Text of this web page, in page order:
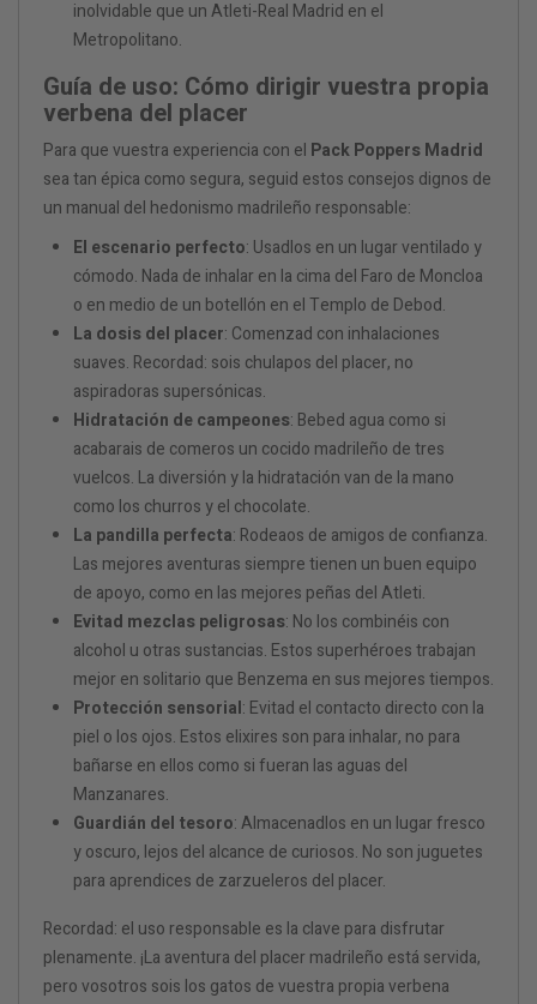
inolvidable que un Atleti-Real Madrid en el
Metropolitano.
Guía de uso: Cómo dirigir vuestra propia
verbena del placer
Para que vuestra experiencia con el Pack Poppers Madrid
sea tan épica como segura, seguid estos consejos dignos de
un manual del hedonismo madrileño responsable:
El escenario perfecto: Usadlos en un lugar ventilado y
cómodo. Nada de inhalar en la cima del Faro de Moncloa
o en medio de un botellón en el Templo de Debod.
La dosis del placer: Comenzad con inhalaciones
suaves. Recordad: sois chulapos del placer, no
aspiradoras supersónicas.
Hidratación de campeones: Bebed agua como si
acabarais de comeros un cocido madrileño de tres
vuelcos. La diversión y la hidratación van de la mano
como los churros y el chocolate.
La pandilla perfecta: Rodeaos de amigos de confianza.
Las mejores aventuras siempre tienen un buen equipo
de apoyo, como en las mejores peñas del Atleti.
Evitad mezclas peligrosas: No los combinéis con
alcohol u otras sustancias. Estos superhéroes trabajan
mejor en solitario que Benzema en sus mejores tiempos.
Protección sensorial: Evitad el contacto directo con la
piel o los ojos. Estos elixires son para inhalar, no para
bañarse en ellos como si fueran las aguas del
Manzanares.
Guardián del tesoro: Almacenadlos en un lugar fresco
y oscuro, lejos del alcance de curiosos. No son juguetes
para aprendices de zarzueleros del placer.
Recordad: el uso responsable es la clave para disfrutar
plenamente. ¡La aventura del placer madrileño está servida,
pero vosotros sois los gatos de vuestra propia verbena